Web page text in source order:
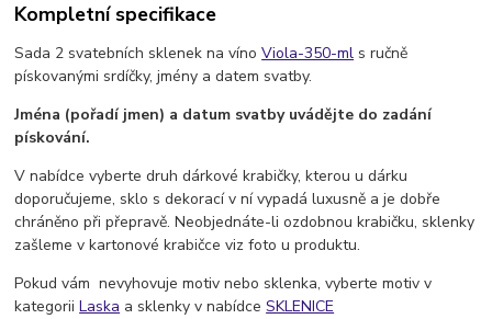
Kompletní specifikace
Sada 2 svatebních sklenek na vínoViola-350-ml s ručně
pískovanými srdíčky, jmény a datem svatby.
Jména (pořadí jmen) a datum svatby uvádějte do zadání
pískování.
V nabídce vyberte druh dárkové krabičky, kterou u dárku
doporučujeme, sklo s dekorací v ní vypadá luxusně a je dobře
chráněno při přepravě. Neobjednáte-li ozdobnou krabičku, sklenky
zašleme v kartonové krabičce viz foto u produktu.
Pokud vám nevyhovuje motiv nebo sklenka, vyberte motiv v
kategoriiLaska a sklenky v nabídceSKLENICE